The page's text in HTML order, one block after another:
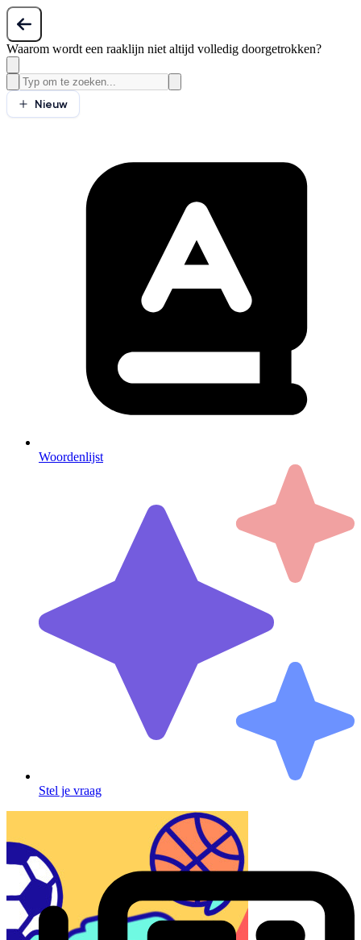
Waarom wordt een raaklijn niet altijd volledig doorgetrokken?
Nieuw
Woordenlijst
Stel je vraag